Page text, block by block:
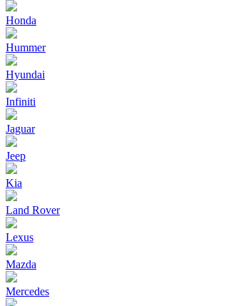
Honda
Hummer
Hyundai
Infiniti
Jaguar
Jeep
Kia
Land Rover
Lexus
Mazda
Mercedes